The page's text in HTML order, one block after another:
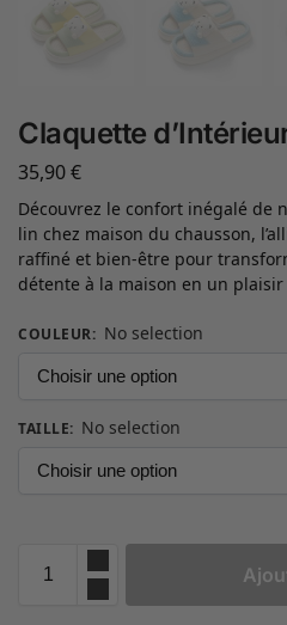
Claquette
35,90€
Découvrez le confort inégalé de
lin chez maison du chausson,
raffiné et bien-être pour
détente à la maison en un plaisir
COULEUR: No selection
TAILLE: No selection